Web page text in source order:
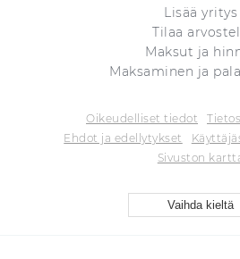
Lisää yritys
Tilaa
Maksut ja
Maksaminen ja
Oikeudelliset tiedot
Ehdot ja edellytykset
Sivuston
Vaihda kieltä